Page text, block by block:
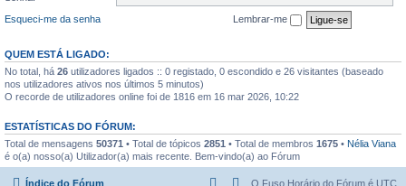
Esqueci-me da senha
Lembrar-me
QUEM ESTÁ LIGADO:
No total, há 26 utilizadores ligados :: 0 registado, 0 escondido e 26 visitantes (baseado
nos utilizadores ativos nos últimos 5 minutos)
O recorde de utilizadores online foi de 1816 em 16 mar 2026, 10:22
ESTATÍSTICAS DO FÓRUM:
Total de mensagens 50371 • Total de tópicos 2851 • Total de membros 1675 • Nélia Viana
é o(a) nosso(a) Utilizador(a) mais recente. Bem-vindo(a) ao Fórum
Índice do Fórum O Fuso Horário do Fórum é UTC